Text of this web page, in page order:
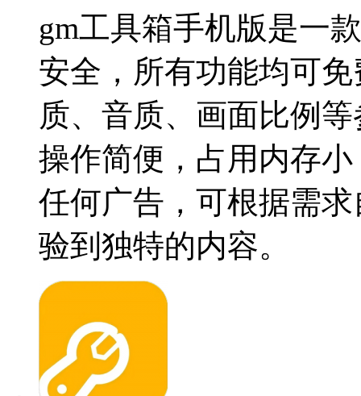
gm工具箱手机版是一
安全，所有功能均可
质、音质、画面比例
操作简便，占用内存
任何广告，可根据需
验到独特的内容。